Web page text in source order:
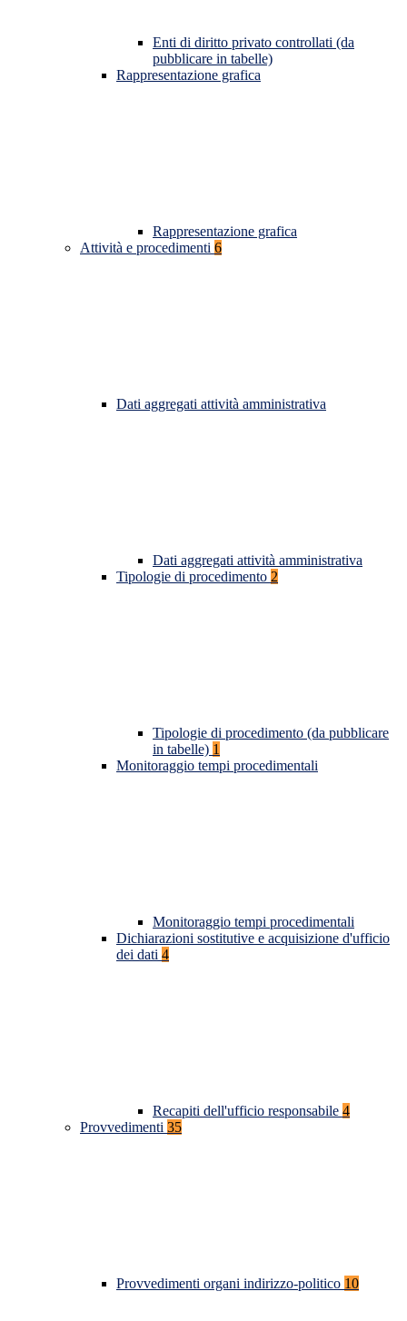
Enti di diritto privato controllati (da
pubblicare in tabelle)
Rappresentazione grafica
Rappresentazione grafica
Attività e procedimenti 6
Dati aggregati attività amministrativa
Dati aggregati attività amministrativa
Tipologie di procedimento 2
Tipologie di procedimento (da pubblicare
in tabelle) 1
Monitoraggio tempi procedimentali
Monitoraggio tempi procedimentali
Dichiarazioni sostitutive e acquisizione d'ufficio
dei dati 4
Recapiti dell'ufficio responsabile 4
Provvedimenti 35
Provvedimenti organi indirizzo-politico 10